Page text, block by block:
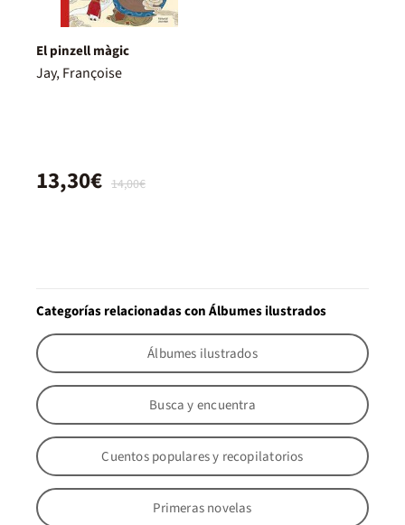
El pinzell màgic
Jay, Françoise
14,00€
13,30€
Categorías relacionadas con Álbumes ilustrados
Álbumes ilustrados
Busca y encuentra
Cuentos populares y recopilatorios
Primeras novelas